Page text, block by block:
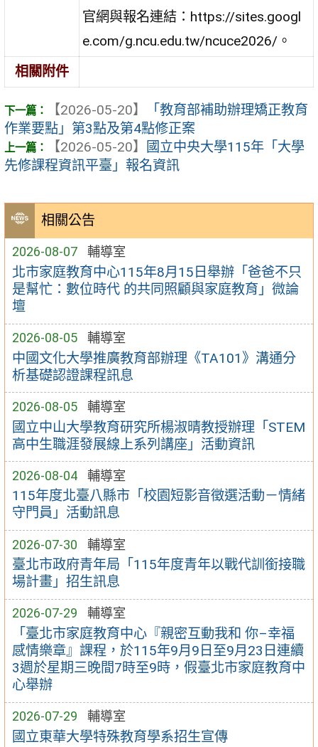
相關公告
2026-08-07 輔導室
北市家庭教育中心115年8月15日舉辦「爸爸不只
是幫忙：數位時代 的共同照顧與家庭教育」微論
壇
2026-08-05 輔導室
中國文化大學推廣教育部辦理《TA101》溝通分
析基礎認證課程訊息
2026-08-05 輔導室
國立中山大學教育研究所楊淑晴教授辦理「STEM
高中生職涯發展線上系列講座」活動資訊
2026-08-04 輔導室
115年度北臺八縣市「校園短影音徵選活動－情緒
守門員」活動訊息
2026-07-30 輔導室
臺北市政府青年局「115年度青年以戰代訓銜接職
場計畫」招生訊息
2026-07-29 輔導室
「臺北市家庭教育中心『親密互動我和 你–幸福
感情樂章』課程，於115年9月9日至9月23日連續
3週於星期三晚間7時至9時，假臺北市家庭教育中
心舉辦
2026-07-29 輔導室
國立東華大學特殊教育學系招生宣傳
官網與報名連結：https://sites.googl
e.com/g.ncu.edu.tw/ncuce2026/。
相關附件
【2026-05-20】
「教育部補助辦理矯正教育
作業要點」第3點及第4點修正案
【2026-05-20】
國立中央大學115年「大學
先修課程資訊平臺」報名資訊